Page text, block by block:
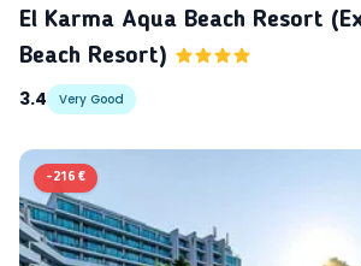
El Karma Aqua Beach Resort
Beach Resort)
3.4
Very Good
-216 €